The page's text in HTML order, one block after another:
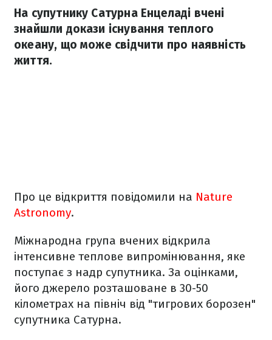
На супутнику Сатурна Енцеладі вчені
знайшли докази існування теплого
океану, що може свідчити про наявність
життя.
Про це відкриття повідомили на Nature
Astronomy.
Міжнародна група вчених відкрила
інтенсивне теплове випромінювання, яке
поступає з надр супутника. За оцінками,
його джерело розташоване в 30-50
кілометрах на північ від "тигрових борозен"
супутника Сатурна.